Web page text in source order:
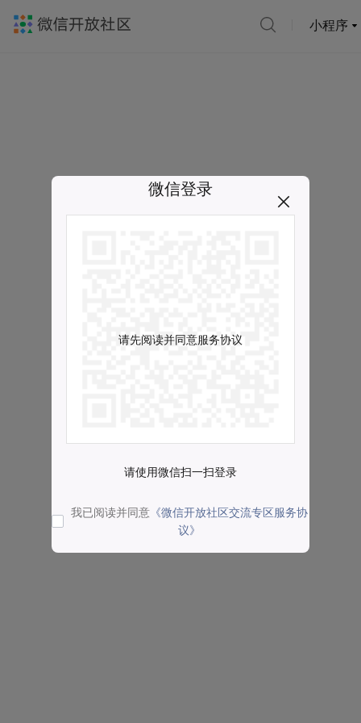
小程序
微信登录
请先阅读并同意服务协议
请使用微信扫一扫登录
我已阅读并同意 《微信开放社区交流专区服务协
议》